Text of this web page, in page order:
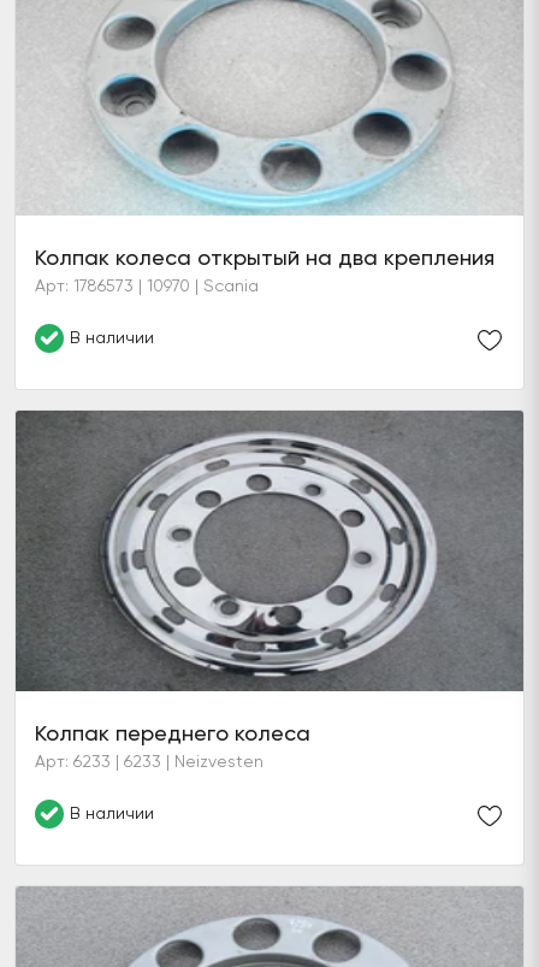
Колпак колеса открытый на два крепления
Арт: 1786573 | 10970 | Scania
В наличии
Колпак переднего колеса
Арт: 6233 | 6233 | Neizvesten
В наличии